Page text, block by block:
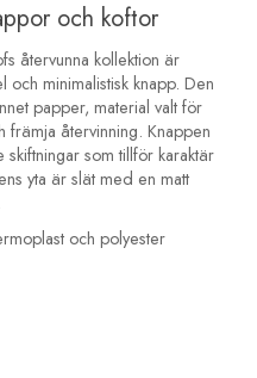
och koftor
återvunna kollektion är
minimalistisk knapp. Den
papper, material valt för
främja återvinning. Knappen
som tillför karaktär
yta är slät med en matt
och polyester